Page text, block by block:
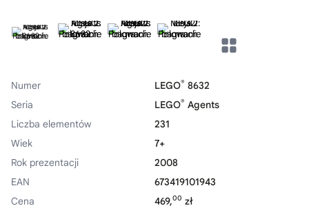
Numer LEGO® 8632
Seria
LEGO® Agents
Liczba elementów
231
Wiek
7+
Rok prezentacji
2008
EAN
673419101943
Cena
469,00 zł